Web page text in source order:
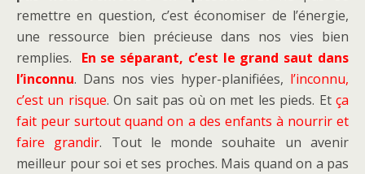
remettre en question, c’est économiser de l’énergie,
une ressource bien précieuse dans nos vies bien
remplies. En se séparant, c’est le grand saut dans
l’inconnu. Dans nos vies hyper-planifiées, l’inconnu,
c’est un risque. On sait pas où on met les pieds. Etça
fait peur surtout quand on a des enfants à nourrir et
faire grandir. Tout le monde souhaite un avenir
meilleur pour soi et ses proches. Mais quand on a pas